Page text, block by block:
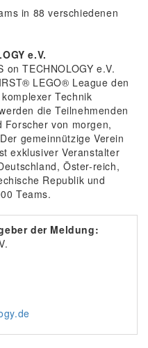
in 88 verschiedenen
e.V.
TECHNOLOGY e.V.
LEGO® League den
Technik
die Teilnehmenden
von morgen,
gemeinnützige Verein
exklusiver Veranstalter
Öster-reich,
Republik und
Teams.
der Meldung: